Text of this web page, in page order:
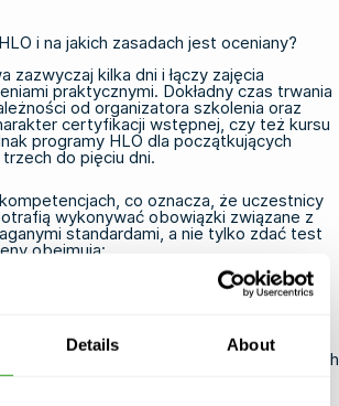
Details About
i na jakich zasadach jest oceniany?
zazwyczaj kilka dni i łączy zajęcia
praktycznymi. Dokładny czas trwania
od organizatora szkolenia oraz
certyfikacji wstępnej, czy też kursu
programy HLO dla początkujących
do pięciu dni.
co oznacza, że uczestnicy
wykonywać obowiązki związane z
standardami, a nie tylko zdać test
obejmują:
wiedzy z zakresu przepisów, procedur i
na scenariuszach w symulowanym lub
lądowiska dla helikopterów
podczas ćwiczeń przez wykwalifikowanych